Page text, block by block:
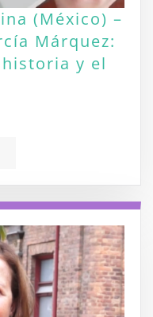
(México) –
Márquez:
y el